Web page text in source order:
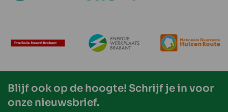
Blijf ook op de hoogte! Schrijf je in voor
onze nieuwsbrief.